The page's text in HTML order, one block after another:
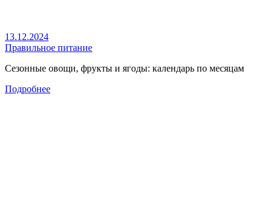
13.12.2024
Правильное питание
Сезонные овощи, фрукты и ягоды: календарь по месяцам
Подробнее